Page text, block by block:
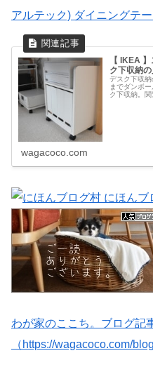
アルテック) ダイニングテ
【 IKEA
ク下収納
デスク下収
までダンボ
ク下収納。
wagacoco.com
わが家のここち。ブログ記
（https://wagacoco.com/